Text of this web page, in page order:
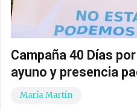
Campaña 40 Días
ayuno y presencia
María Martín